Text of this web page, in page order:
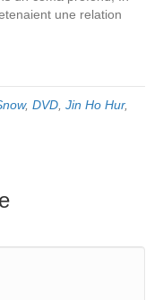
une relation
, DVD Jin Ho Hur,